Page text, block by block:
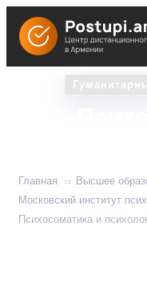
Главная
Высшее
Московский институт
Психосоматика и